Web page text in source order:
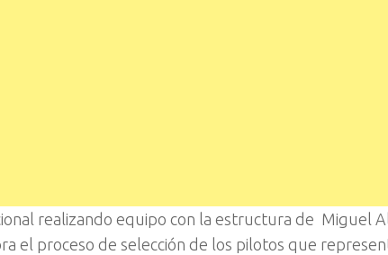
realizando equipo con la estructura de Miguel
el proceso de selección de los pilotos que